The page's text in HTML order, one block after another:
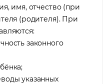
имя, отчество (при
(родителя). При
законного
указанных